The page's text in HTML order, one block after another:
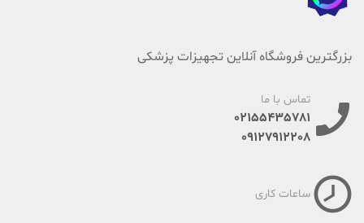
بزرگترین فروشگاه آنلاین تجهیزات پزشکی
تماس با ما
02155435781
09127912208
ساعات کاری